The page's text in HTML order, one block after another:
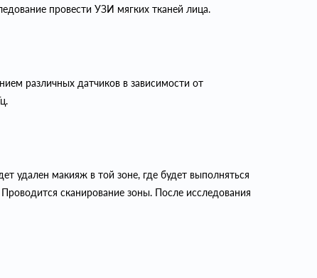
провести УЗИ мягких тканей лица.
различных датчиков в зависимости от
удален макияж в той зоне, где будет выполняться
сканирование зоны. После исследования